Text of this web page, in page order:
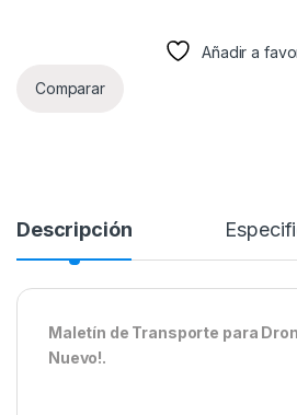
Añadir a
Comparar
Descripción
Maletín de Transporte para
Nuevo!.